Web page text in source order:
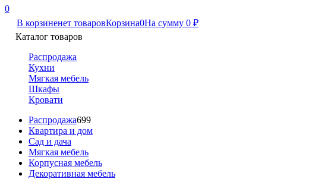
0
В корзиненет товаровКорзина0На сумму 0 ₽
Каталог товаров
Распродажа
Кухни
Мягкая мебель
Шкафы
Кровати
Распродажа699
Квартира и дом
Сад и дача
Мягкая мебель
Корпусная мебель
Декоративная мебель